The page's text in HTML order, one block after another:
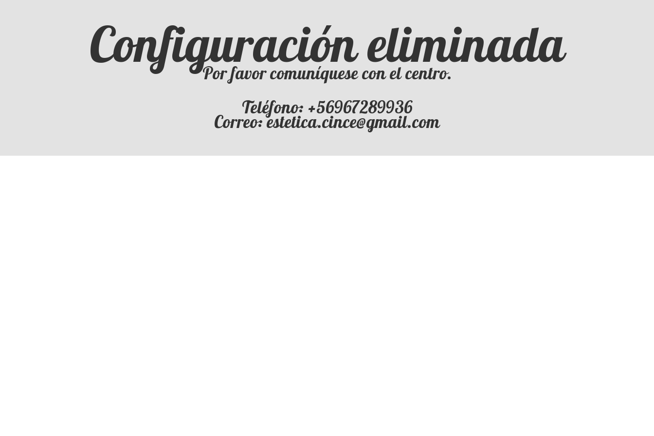
Configuración eliminada
Por favor comuníquese con el centro.
Teléfono: +56967289936
Correo: estetica.cince@gmail.com